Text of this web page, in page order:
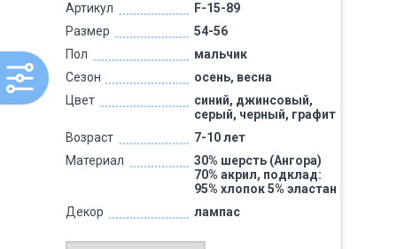
Артикул
F-15-89
Размер
54-56
Пол
мальчик
Сезон
осень, весна
Цвет
синий, джинсовый,
серый, черный, графит
Возраст
7-10 лет
Материал
30% шерсть (Ангора)
70% акрил, подклад:
95% хлопок 5% эластан
Декор
лампас